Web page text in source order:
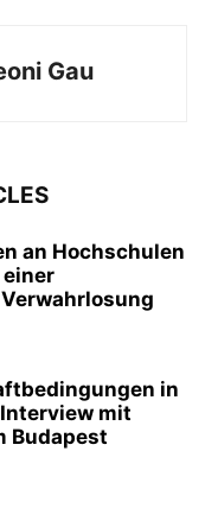
Gau
an Hochschulen
in
mit
Budapest